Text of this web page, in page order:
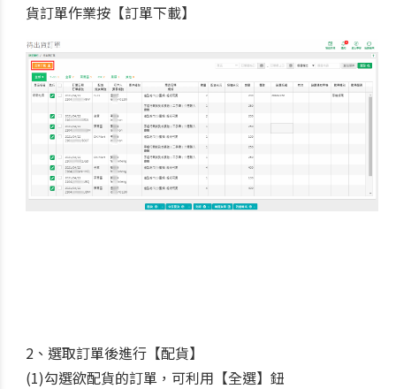
貨訂單作業按【訂單下載】
2、選取訂單後進行【配貨】
(1)勾選欲配貨的訂單，可利用【全選】鈕